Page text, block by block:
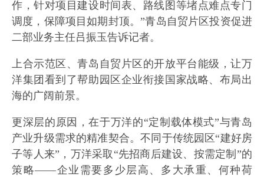
作，针对项目建设时间表、路线图等堵点难点专门
调度，保障项目如期封顶。”青岛自贸片区投资促进
二部业务主任吕振玉告诉记者。
上合示范区、青岛自贸片区的开放平台能级，让万
洋集团看到了帮助园区企业衔接国家战略、布局出
海的广阔前景。
更深层的原因，在于万洋的“定制载体模式”与青岛
产业升级需求的精准契合。不同于传统园区“建好房
子等人来”，万洋采取“先招商后建设、按需定制”的
策略——企业需要多少层高、多大承重、何种荷